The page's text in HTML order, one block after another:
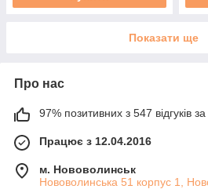
Показати ще
Про нас
97% позитивних з 547 відгуків за
Працює з 12.04.2016
м. Нововолинськ
Нововолинська 51 корпус 1,